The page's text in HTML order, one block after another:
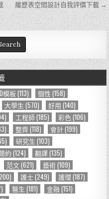
履歷表空間設計自我評價下載 →
模板(113) 個性 (158)
大學生 (570) 好用 (140)
工程師(185) 彩色 (106)
整齊(118) 會計(199)
研究生 (103)
約 (124) 翻譯(135)
范文(621) 藝術(109)
護士(249) 護理 (187)
醫生 (181) 金融 (151)